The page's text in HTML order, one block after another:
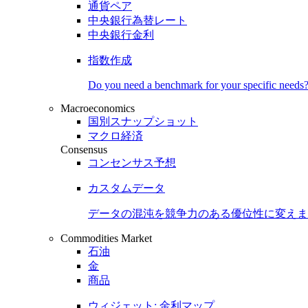
通貨ペア
中央銀行為替レート
中央銀行金利
指数作成
Do you need a benchmark for your specific needs?
Macroeconomics
国別スナップショット
マクロ経済
Consensus
コンセンサス予想
カスタムデータ
データの混沌を競争力のある優位性に変え
Commodities Market
石油
金
商品
ウィジェット: 金利マップ